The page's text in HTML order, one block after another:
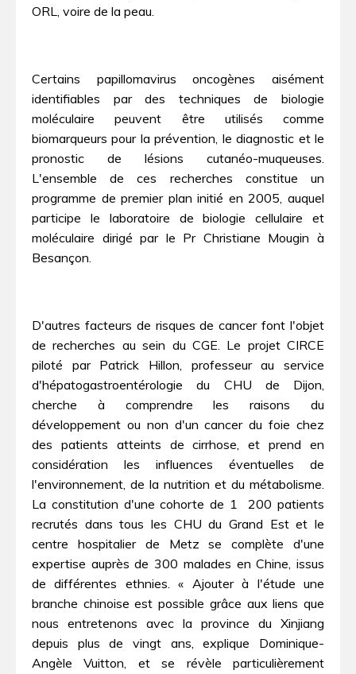
ORL, voire de la peau.
Certains papillomavirus oncogènes aisément
identifiables par des techniques de biologie
moléculaire peuvent être utilisés comme
biomarqueurs pour la prévention, le diagnostic et le
pronostic de lésions cutanéo-muqueuses.
L'ensemble de ces recherches constitue un
programme de premier plan initié en 2005, auquel
participe le laboratoire de biologie cellulaire et
moléculaire dirigé par le Pr Christiane Mougin à
Besançon.
D'autres facteurs de risques de cancer font l'objet
de recherches au sein du CGE. Le projet CIRCE
piloté par Patrick Hillon, professeur au service
d'hépatogastroentérologie du CHU de Dijon,
cherche à comprendre les raisons du
développement ou non d'un cancer du foie chez
des patients atteints de cirrhose, et prend en
considération les influences éventuelles de
l'environnement, de la nutrition et du métabolisme.
La constitution d'une cohorte de 1 200 patients
recrutés dans tous les CHU du Grand Est et le
centre hospitalier de Metz se complète d'une
expertise auprès de 300 malades en Chine, issus
de différentes ethnies. « Ajouter à l'étude une
branche chinoise est possible grâce aux liens que
nous entretenons avec la province du Xinjiang
depuis plus de vingt ans, explique Dominique-
Angèle Vuitton, et se révèle particulièrement